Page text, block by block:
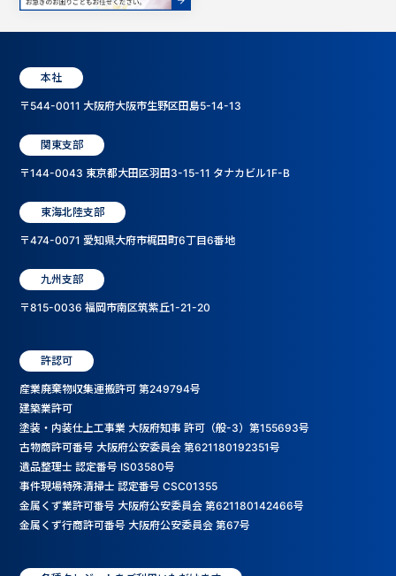
本社
〒544-0011 大阪府大阪市生野区田島5-14-13
関東支部
〒144-0043 東京都大田区羽田3-15-11 タナカビル1F-B
東海北陸支部
〒474-0071 愛知県大府市梶田町6丁目6番地
九州支部
〒815-0036 福岡市南区筑紫丘1-21-20
許認可
産業廃棄物収集運搬許可 第249794号
建築業許可
塗装・内装仕上工事業 大阪府知事 許可（般-3）第155693号
古物商許可番号 大阪府公安委員会 第621180192351号
遺品整理士 認定番号 IS03580号
事件現場特殊清掃士 認定番号 CSC01355
金属くず業許可番号 大阪府公安委員会 第621180142466号
金属くず行商許可番号 大阪府公安委員会 第67号